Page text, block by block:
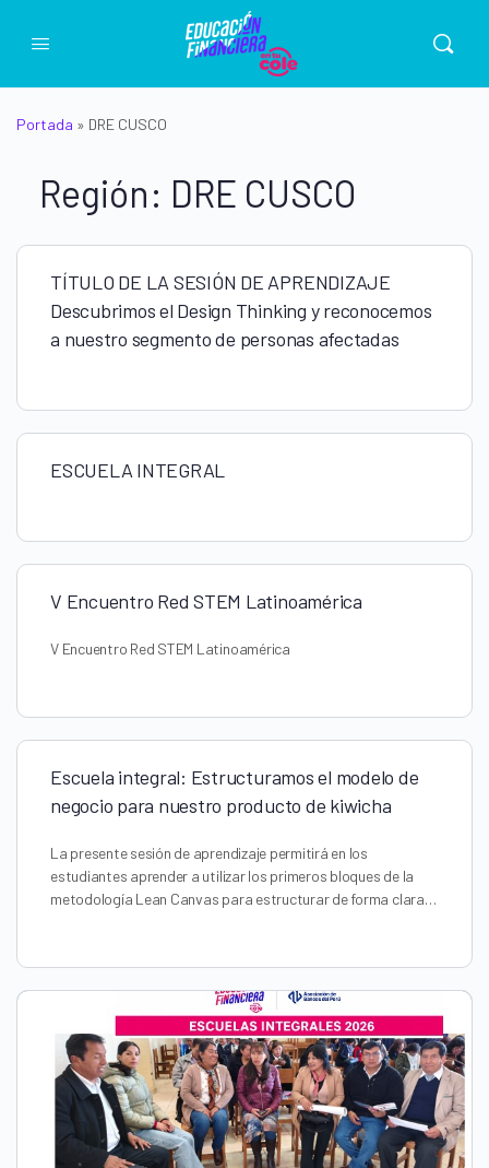
Portada » DRE CUSCO
Región: DRE CUSCO
TÍTULO DE LA SESIÓN DE APRENDIZAJE
Descubrimos el Design Thinking y reconocemos
a nuestro segmento de personas afectadas
ESCUELA INTEGRAL
V Encuentro Red STEM Latinoamérica
V Encuentro Red STEM Latinoamérica
Escuela integral: Estructuramos el modelo de
negocio para nuestro producto de kiwicha
La presente sesión de aprendizaje permitirá en los
estudiantes aprender a utilizar los primeros bloques de la
metodología Lean Canvas para estructurar de forma clara…